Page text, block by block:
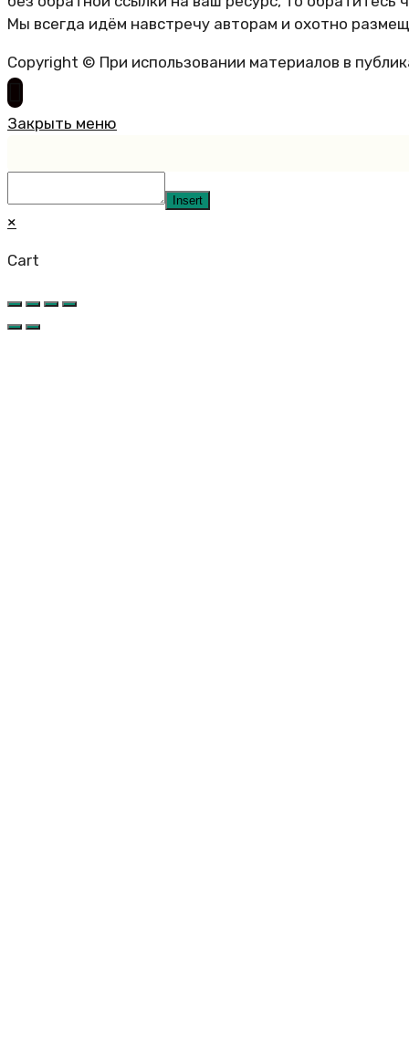
Мы всегда идём навстречу авторам и охотно
Copyright © При использовании материалов в
Закрыть меню
Insert
×
Cart